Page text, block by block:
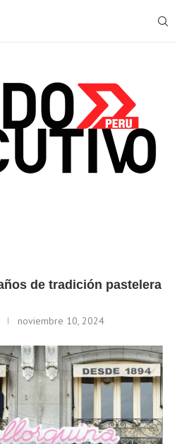
de tradición pastelera
noviembre 10, 2024